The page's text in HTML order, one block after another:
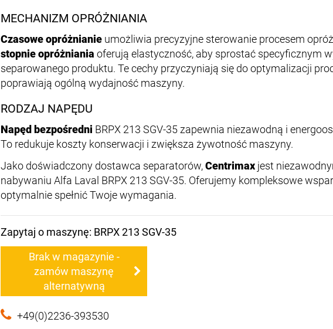
MECHANIZM OPRÓŻNIANIA
Czasowe opróżnianie umożliwia precyzyjne sterowanie procesem
stopnie opróżniania oferują elastyczność, aby sprostać specyficznym
separowanego produktu. Te cechy przyczyniają się do optymalizacji
poprawiają ogólną wydajność maszyny.
RODZAJ NAPĘDU
Napęd bezpośredni BRPX 213 SGV-35 zapewnia niezawodną i
To redukuje koszty konserwacji i zwiększa żywotność maszyny.
Jako doświadczony dostawca separatorów,Centrimax jest
nabywaniu Alfa Laval BRPX 213 SGV-35. Oferujemy kompleksowe
optymalnie spełnić Twoje wymagania.
Zapytaj o maszynę: BRPX 213 SGV-35
Brak w magazynie -
zamów maszynę
alternatywną
+49(0)2236-393530